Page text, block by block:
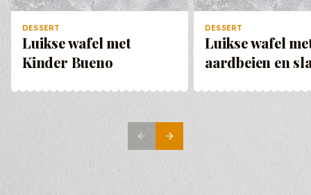
DESSERT
Luikse wafel met
Kinder Bueno
DESSERT
Luikse wafel
aardbeien en